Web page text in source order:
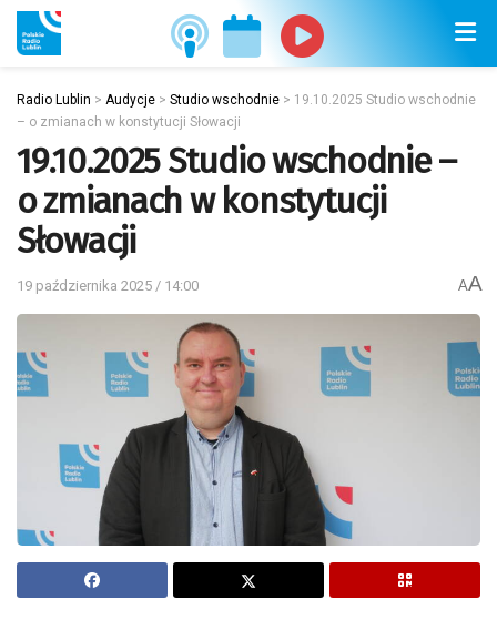
Radio Lublin > Audycje > Studio wschodnie > 19.10.2025 Studio wschodnie
– o zmianach w konstytucji Słowacji
19.10.2025 Studio wschodnie –
o zmianach w konstytucji
Słowacji
19 października 2025 / 14:00 AA